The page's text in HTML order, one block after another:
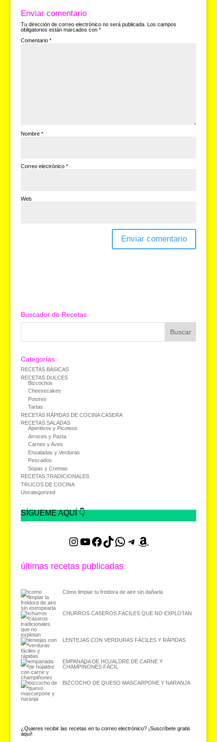
b
o
o
A
p
a
m
s
tir
Enviar comentario
Tu dirección de correo electrónico no será publicada. Los campos
obligatorios están marcados con *
Comentario *
Nombre *
Correo electrónico *
Web
Buscador de Recetas
Categorías
RECETAS BÁSICAS
RECETAS DULCES
Bizcochos
Cheesecakes
Postres
Tartas
RECETAS RÁPIDAS DE COCINA CASERA
RECETAS SALADAS
Aperitivos y Picoteos
Arroces y Pasta
Carnes y Aves
Ensaladas y Verduras
Pescados
Sopas y Cremas
RECETAS TRADICIONALES
TRUCOS DE COCINA
Uncategorized
SÍGUEME AQUÍ 👇
Instagram
YouTube
Facebook
TikTok
WhatsApp
Telegram
Amazon
últimas recetas publicadas
Cómo limpiar tu freidora de aire sin dañarla
CHURROS CASEROS FÁCILES QUE NO EXPLOTAN
LENTEJAS CON VERDURAS FÁCILES Y RÁPIDAS
EMPANADA DE HOJALDRE DE CARNE Y
CHAMPIÑONES FÁCIL
BIZCOCHO DE QUESO MASCARPONE Y NARANJA
¿Quieres recibir las recetas en tu correo electrónico? ¡Suscríbete gratis
aquí!